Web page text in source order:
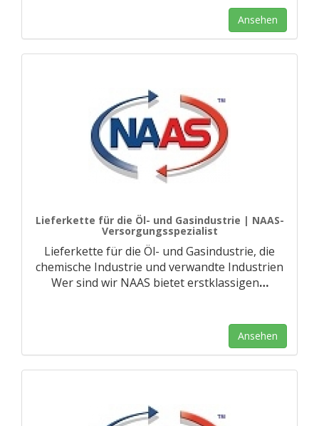
Ansehen
Lieferkette für die Öl- und Gasindustrie | NAAS-
Versorgungsspezialist
Lieferkette für die Öl- und Gasindustrie, die
chemische Industrie und verwandte Industrien
Wer sind wir NAAS bietet erstklassigen…
Ansehen